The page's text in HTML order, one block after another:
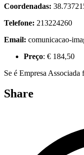
Coordenadas:
Telefone: 213224260
Email: comunicacao-
Preço: € 184,50
Se é Empresa Associada
Share